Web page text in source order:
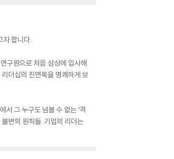
자 합니다.
구원으로 처음 삼성에 입사해
더십의 진면목을 명쾌하게 보
서 그 누구도 넘볼 수 없는 ‘격
변의 원칙들. 기업의 리더는